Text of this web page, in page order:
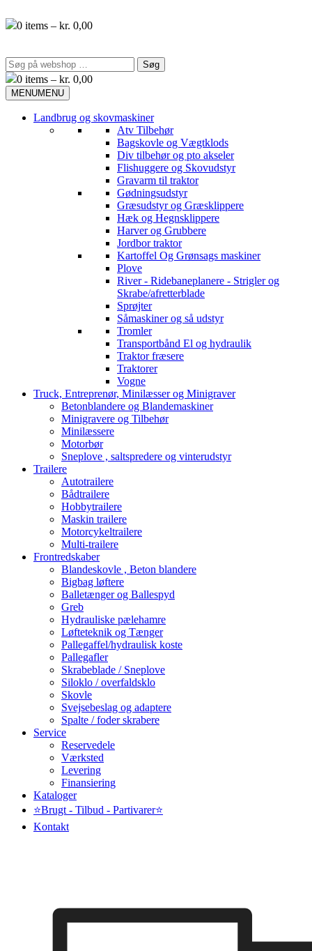
til 0 items – kr. 0,00
Søg
efter:
0 items – kr. 0,00
MENUMENU
Landbrug og skovmaskiner
Atv Tilbehør
Bagskovle og Vægtklods
Div tilbehør og pto akseler
Flishuggere og Skovudstyr
Gravarm til traktor
Gødningsudstyr
Græsudstyr og Græsklippere
Hæk og Hegnsklippere
Harver og Grubbere
Jordbor traktor
Kartoffel Og Grønsags maskiner
Plove
River - Ridebaneplanere - Strigler og
Skrabe/afretterblade
Sprøjter
Såmaskiner og så udstyr
Tromler
Transportbånd El og hydraulik
Traktor fræsere
Traktorer
Vogne
Truck, Entreprenør, Minilæsser og Minigraver
Betonblandere og Blandemaskiner
Minigravere og Tilbehør
Minilæssere
Motorbør
Sneplove , saltspredere og vinterudstyr
Trailere
Autotrailere
Bådtrailere
Hobbytrailere
Maskin trailere
Motorcykeltrailere
Multi-trailere
Frontredskaber
Blandeskovle , Beton blandere
Bigbag løftere
Balletænger og Ballespyd
Greb
Hydrauliske pælehamre
Løfteteknik og Tænger
Pallegaffel/hydraulisk koste
Pallegafler
Skrabeblade / Sneplove
Siloklo / overfaldsklo
Skovle
Svejsebeslag og adaptere
Spalte / foder skrabere
Service
Reservedele
Værksted
Levering
Finansiering
Kataloger
⭐Brugt - Tilbud - Partivarer⭐
Kontakt